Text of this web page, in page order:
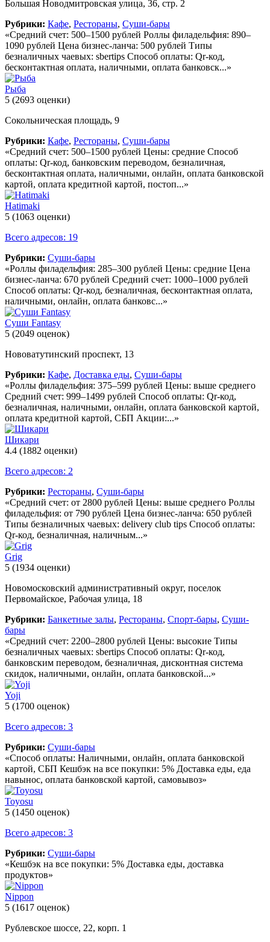
Большая Новодмитровская улица, 36, стр. 2
Рубрики: Кафе, Рестораны, Суши-бары
«Средний счет: 500–1500 рублей Роллы филадельфия: 890–
1090 рублей Цена бизнес-ланча: 500 рублей Типы
безналичных чаевых: sbertips Способ оплаты: Qr-код,
бесконтактная оплата, наличными, оплата банковск...»
Рыба
5 (2693 оценки)
Сокольническая площадь, 9
Рубрики: Кафе, Рестораны, Суши-бары
«Средний счет: 500–1500 рублей Цены: средние Способ
оплаты: Qr-код, банковским переводом, безналичная,
бесконтактная оплата, наличными, онлайн, оплата банковской
картой, оплата кредитной картой, постоп...»
Hatimaki
5 (1063 оценки)
Всего адресов: 19
Рубрики: Суши-бары
«Роллы филадельфия: 285–300 рублей Цены: средние Цена
бизнес-ланча: 670 рублей Средний счет: 1000–1000 рублей
Способ оплаты: Qr-код, безналичная, бесконтактная оплата,
наличными, онлайн, оплата банковс...»
Суши Fantasy
5 (2049 оценок)
Нововатутинский проспект, 13
Рубрики: Кафе, Доставка еды, Суши-бары
«Роллы филадельфия: 375–599 рублей Цены: выше среднего
Средний счет: 999–1499 рублей Способ оплаты: Qr-код,
безналичная, наличными, онлайн, оплата банковской картой,
оплата кредитной картой, СБП Акции:...»
Шикари
4.4 (1882 оценки)
Всего адресов: 2
Рубрики: Рестораны, Суши-бары
«Средний счет: от 2800 рублей Цены: выше среднего Роллы
филадельфия: от 790 рублей Цена бизнес-ланча: 650 рублей
Типы безналичных чаевых: delivery club tips Способ оплаты:
Qr-код, безналичная, наличным...»
Grig
5 (1934 оценки)
Новомосковский административный округ, поселок
Первомайское, Рабочая улица, 18
Рубрики: Банкетные залы, Рестораны, Спорт-бары, Суши-
бары
«Средний счет: 2200–2800 рублей Цены: высокие Типы
безналичных чаевых: sbertips Способ оплаты: Qr-код,
банковским переводом, безналичная, дисконтная система
скидок, наличными, онлайн, оплата банковской...»
Yoji
5 (1700 оценок)
Всего адресов: 3
Рубрики: Суши-бары
«Способ оплаты: Наличными, онлайн, оплата банковской
картой, СБП Кешбэк на все покупки: 5% Доставка еды, еда
навынос, оплата банковской картой, самовывоз»
Toyosu
5 (1450 оценок)
Всего адресов: 3
Рубрики: Суши-бары
«Кешбэк на все покупки: 5% Доставка еды, доставка
продуктов»
Nippon
5 (1617 оценок)
Рублевское шоссе, 22, корп. 1